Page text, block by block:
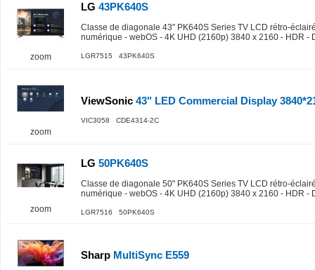
zoom
LG 43PK640S
Classe de diagonale 43" PK640S Series TV LCD rétro-
numérique - webOS - 4K UHD (2160p) 3840 x 2160 - HDR -
LGR7515 43PK640S
zoom
ViewSonic 43" LED Commercial Display
VIC3058 CDE4314-2C
zoom
LG 50PK640S
Classe de diagonale 50" PK640S Series TV LCD rétro-
numérique - webOS - 4K UHD (2160p) 3840 x 2160 - HDR -
LGR7516 50PK640S
Sharp MultiSync E559